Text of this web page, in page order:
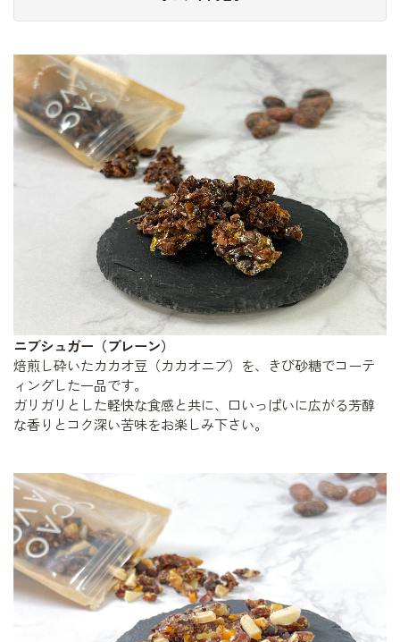
ニブシュガー（プレーン）
焙煎し砕いたカカオ豆（カカオニブ）を、きび砂糖でコーテ
ィングした一品です。
ガリガリとした軽快な食感と共に、口いっぱいに広がる芳醇
な香りとコク深い苦味をお楽しみ下さい。